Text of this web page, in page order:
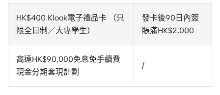
HK$400 Klook電子禮品卡 （只
限全日制／大專學生）
發卡後90日內簽
賬滿HK$2,000
高達HK$90,000免息免手續費
現金分期套現計劃
/